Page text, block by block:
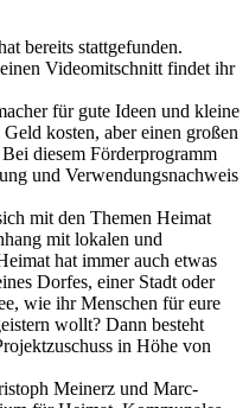
bereits stattgefunden.
Videomitschnitt findet ihr
für gute Ideen und kleine
kosten, aber einen großen
diesem Förderprogramm
und Verwendungsnachweis
mit den Themen Heimat
mit lokalen und
hat immer auch etwas
Dorfes, einer Stadt oder
wie ihr Menschen für eure
wollt? Dann besteht
in Höhe von
Meinerz und Marc-